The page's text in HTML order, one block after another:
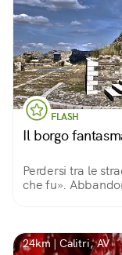
FLASH
Il borgo
Perdersi tra le
che fu».
24km | Calitri, AV